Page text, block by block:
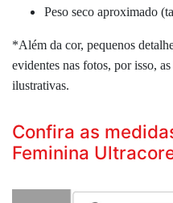
Peso seco aproximado
*Além da cor, pequenos
evidentes nas fotos, por isso,
ilustrativas.
Confira as
Feminina